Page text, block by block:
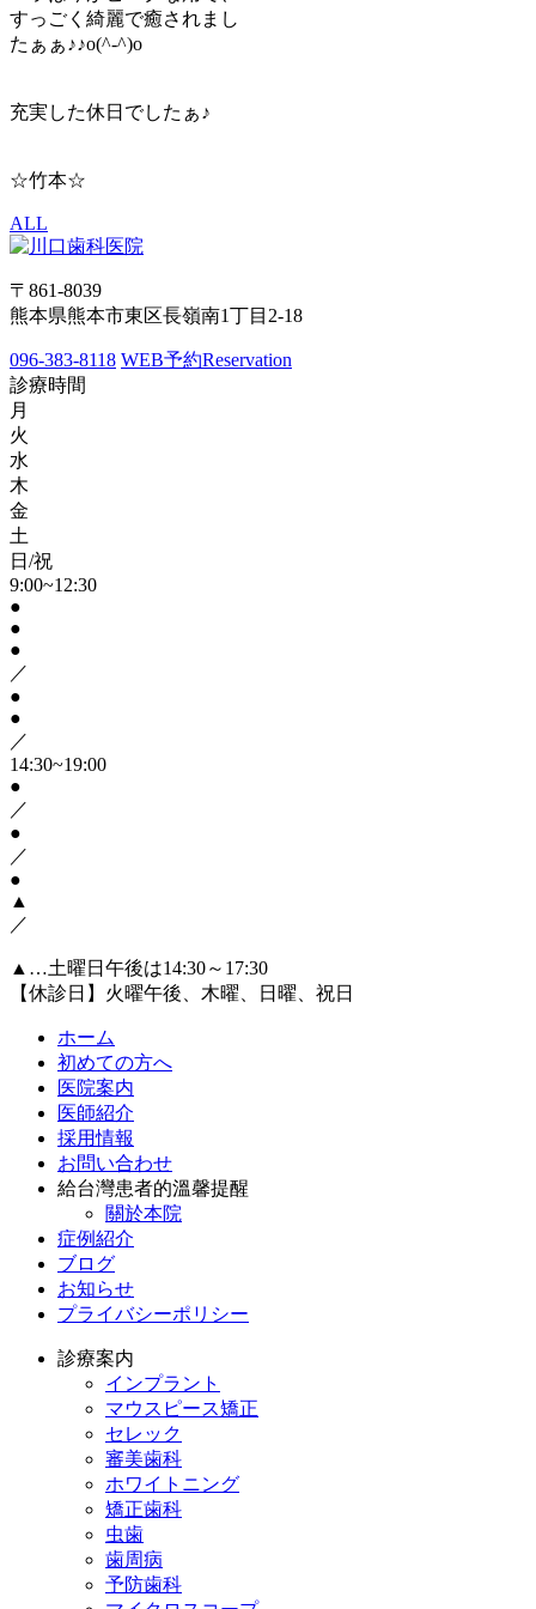
すっごく綺麗で癒されまし
たぁぁ♪♪o(^-^)o
充実した休日でしたぁ♪
☆竹本☆
ALL
〒861-8039
熊本県熊本市東区長嶺南1丁目2-18
096-383-8118 WEB予約Reservation
診療時間
月
火
水
木
金
土
日/祝
9:00~12:30
●
●
●
／
●
●
／
14:30~19:00
●
／
●
／
●
▲
／
▲…土曜日午後は14:30～17:30
【休診日】火曜午後、木曜、日曜、祝日
ホーム
初めての方へ
医院案内
医師紹介
採用情報
お問い合わせ
給台灣患者的溫馨提醒
關於本院
症例紹介
ブログ
お知らせ
プライバシーポリシー
診療案内
インプラント
マウスピース矯正
セレック
審美歯科
ホワイトニング
矯正歯科
虫歯
歯周病
予防歯科